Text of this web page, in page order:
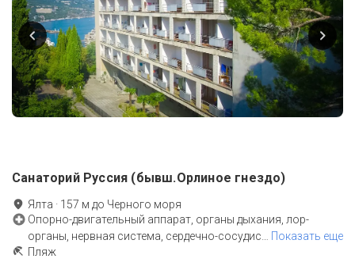
Санаторий Руссия (бывш.Орлиное гнездо)
Ялта · 157 м до Черного моря
Опорно-двигательный аппарат, органы дыхания, лор-
органы, нервная система, сердечно-сосудис
Показать еще
Пляж